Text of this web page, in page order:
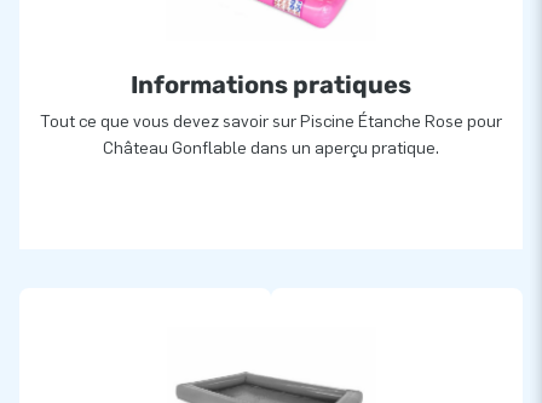
Informations pratiques
Tout ce que vous devez savoir sur Piscine Étanche Rose pour
Château Gonflable dans un aperçu pratique.